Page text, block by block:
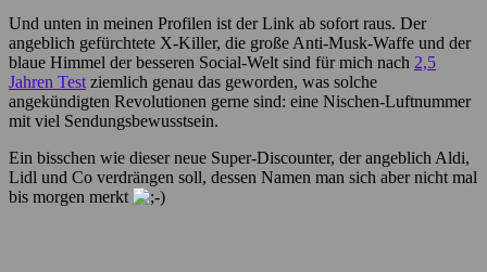
Und unten in meinen Profilen ist der Link ab sofort raus. Der
angeblich gefürchtete X-Killer, die große Anti-Musk-Waffe und der
blaue Himmel der besseren Social-Welt sind für mich nach 2,5
Jahren Test ziemlich genau das geworden, was solche
angekündigten Revolutionen gerne sind: eine Nischen-Luftnummer
mit viel Sendungsbewusstsein.
Ein bisschen wie dieser neue Super-Discounter, der angeblich Aldi,
Lidl und Co verdrängen soll, dessen Namen man sich aber nicht mal
bis morgen merkt